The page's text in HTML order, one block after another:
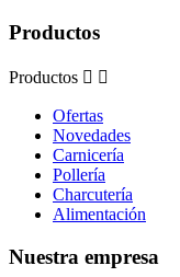
Productos
Productos  
Ofertas
Novedades
Carnicería
Pollería
Charcutería
Alimentación
Nuestra empresa